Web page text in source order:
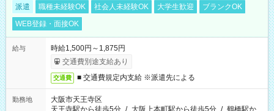
派遣 職種未経験OK 社会人未経験OK 大学生歓迎
ブランクOK
WEB登録・面接OK
給与
時給1,500円～1,875円
交通費別途支給あり
交通費 ■ 交通費規定内支給 ※派遣先による
勤務地
大阪市天王寺区
天王寺駅から徒歩5分 / 大阪上本町駅から徒歩5分 / 鶴橋駅か